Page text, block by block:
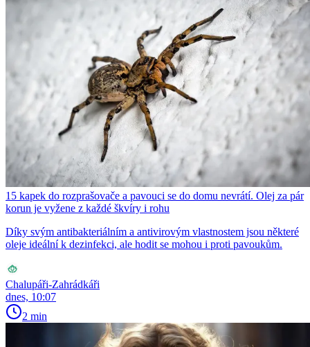
15 kapek do rozprašovače a pavouci se do domu nevrátí. Olej za pár
korun je vyžene z každé škvíry i rohu
Díky svým antibakteriálním a antivirovým vlastnostem jsou některé
oleje ideální k dezinfekci, ale hodit se mohou i proti pavoukům.
Chalupáři-Zahrádkáři
dnes, 10:07
2 min